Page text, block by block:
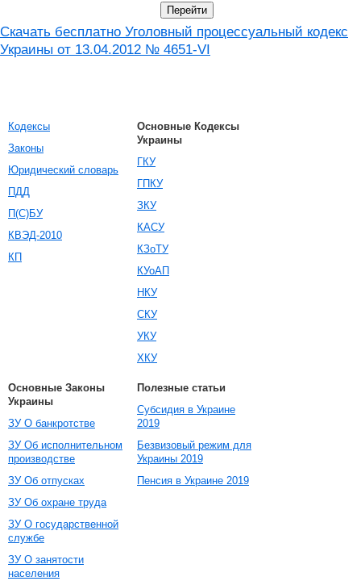
Скачать бесплатно Уголовный процессуальный кодекс
Украины от 13.04.2012 № 4651-VI
Кодексы
Законы
Юридический словарь
ПДД
П(С)БУ
КВЭД-2010
КП
Основные Кодексы
Украины
ГКУ
ГПКУ
ЗКУ
КАСУ
КЗоТУ
КУоАП
НКУ
СКУ
УКУ
ХКУ
Основные Законы
Украины
ЗУ О банкротстве
ЗУ Об исполнительном
производстве
ЗУ Об отпусках
ЗУ Об охране труда
ЗУ О государственной
службе
ЗУ О занятости
населения
Полезные статьи
Субсидия в Украине
2019
Безвизовый режим для
Украины 2019
Пенсия в Украине 2019